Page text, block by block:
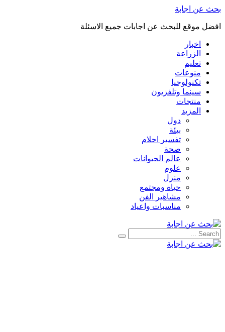
بحث عن اجابة
افضل موقع للبحث عن اجابات جميع الاسئلة
اخبار
الزراعة
تعليم
منوعات
تكنولوجيا
سينما وتلفزيون
منتجات
المزيد
دول
بيئة
تفسير احلام
صحة
عالم الحيوانات
علوم
منزل
حياة ومجتمع
مشاهير الفن
مناسبات واعياد